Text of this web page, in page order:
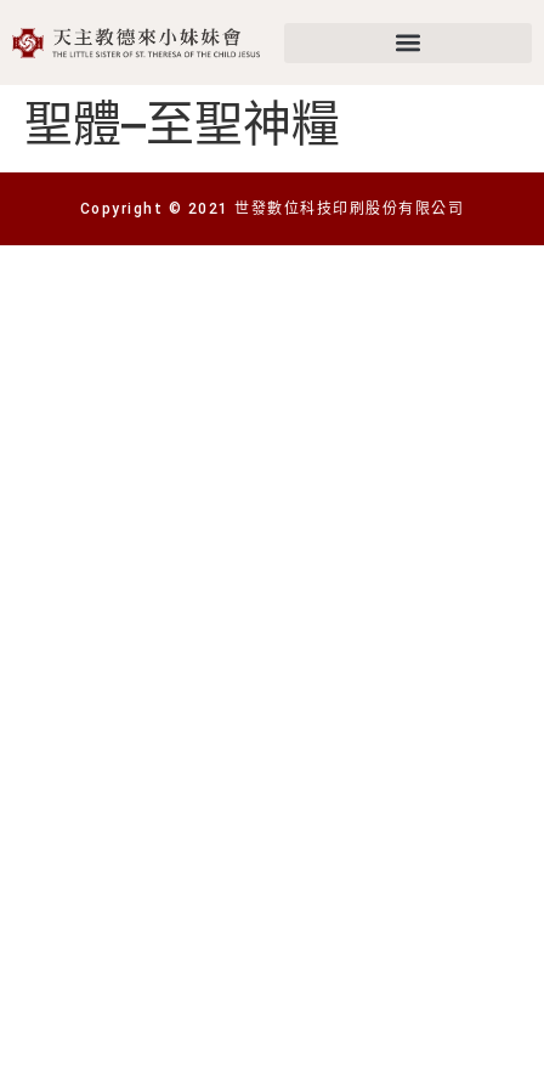
聖體–至聖神糧
Copyright © 2021 世發數位科技印刷股份有限公司